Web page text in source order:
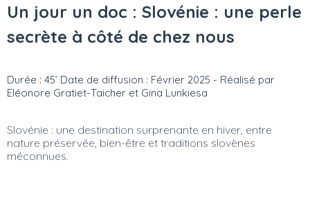
Un jour un doc : Slovénie : une perle
secrète à côté de chez nous
Durée : 45’ Date de diffusion : Février 2025 - Réalisé par
Eléonore Gratiet-Taicher et Gina Lunkiesa
Slovénie : une destination surprenante en hiver, entre
nature préservée, bien-être et traditions slovènes
méconnues.